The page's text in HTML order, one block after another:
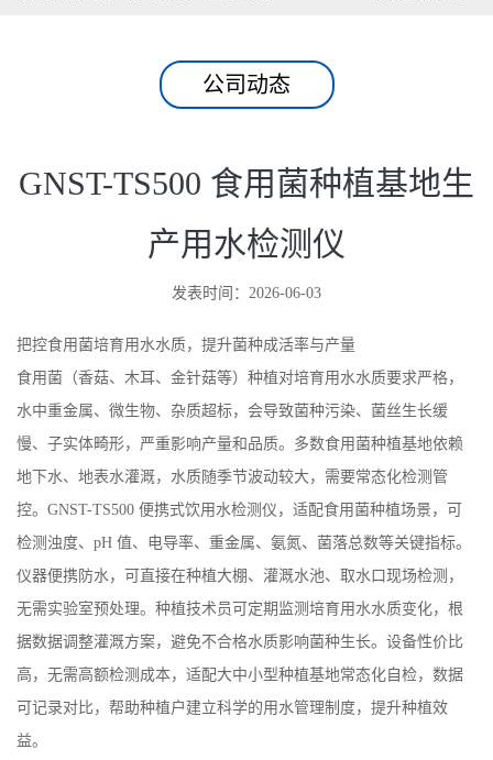
公司动态
GNST-TS500 食用菌种植基地生
产用水检测仪
发表时间：2026-06-03
把控食用菌培育用水水质，提升菌种成活率与产量
食用菌（香菇、木耳、金针菇等）种植对培育用水水质要求严格，
水中重金属、微生物、杂质超标，会导致菌种污染、菌丝生长缓
慢、子实体畸形，严重影响产量和品质。多数食用菌种植基地依赖
地下水、地表水灌溉，水质随季节波动较大，需要常态化检测管
控。GNST-TS500 便携式饮用水检测仪，适配食用菌种植场景，可
检测浊度、pH 值、电导率、重金属、氨氮、菌落总数等关键指标。
仪器便携防水，可直接在种植大棚、灌溉水池、取水口现场检测，
无需实验室预处理。种植技术员可定期监测培育用水水质变化，根
据数据调整灌溉方案，避免不合格水质影响菌种生长。设备性价比
高，无需高额检测成本，适配大中小型种植基地常态化自检，数据
可记录对比，帮助种植户建立科学的用水管理制度，提升种植效
益。